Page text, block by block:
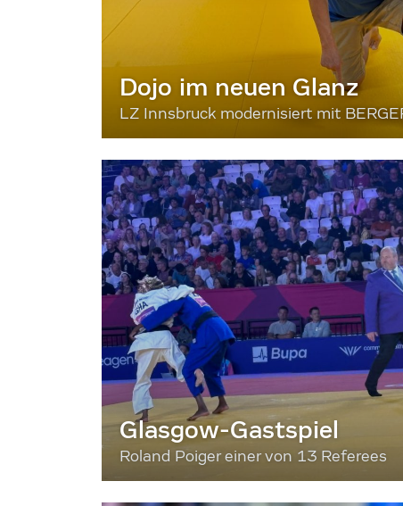
Dojo im neuen Glanz
LZ Innsbruck modernisiert mit
Glasgow-Gastspiel
Roland Poiger einer von 13 Referees